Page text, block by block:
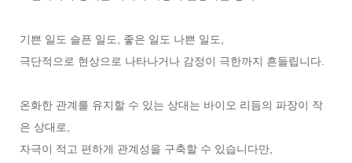
기쁜 일도 슬픈 일도, 좋은 일도 나쁜 일도,
극단적으로 현상으로 나타나거나 감정이 극한까지 흔들립니다.
온화한 관계를 유지할 수 있는 상대는 바이오 리듬의 파장이 작
은 상대로,
자극이 적고 편하게 관계성을 구축할 수 있습니다만,